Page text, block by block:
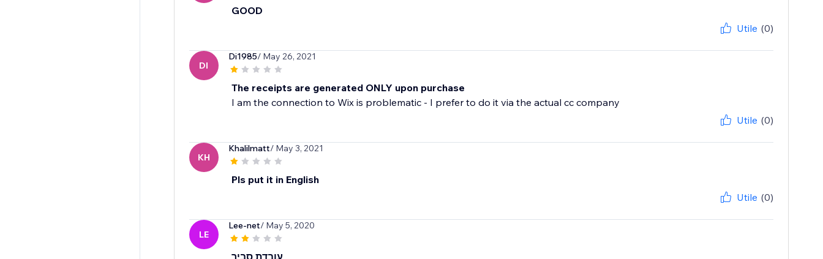
GOOD
Utile (0)
DI
Di1985/ May 26, 2021
The receipts are generated ONLY upon purchase
I am the connection to Wix is problematic - I prefer to do it via the actual cc company
Utile (0)
KH
Khalilmatt/ May 3, 2021
Pls put it in English
Utile (0)
LE
Lee-net/ May 5, 2020